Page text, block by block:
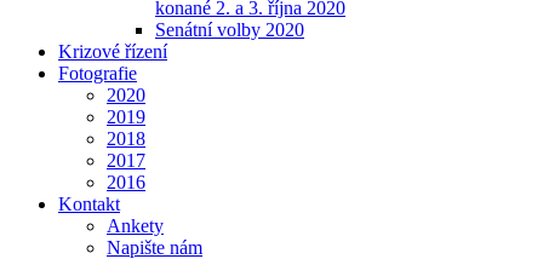
konané 2. a 3. října 2020
Senátní volby 2020
Krizové řízení
Fotografie
2020
2019
2018
2017
2016
Kontakt
Ankety
Napište nám